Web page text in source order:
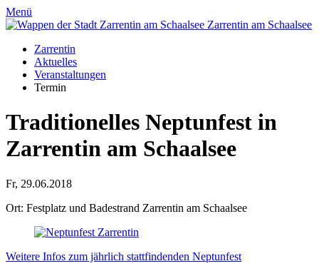
Menü
Zarrentin am Schaalsee
Zarrentin
Aktuelles
Veranstaltungen
Termin
Traditionelles Neptunfest in
Zarrentin am Schaalsee
Fr, 29.06.2018
Ort: Festplatz und Badestrand Zarrentin am Schaalsee
Weitere Infos zum jährlich stattfindenden Neptunfest